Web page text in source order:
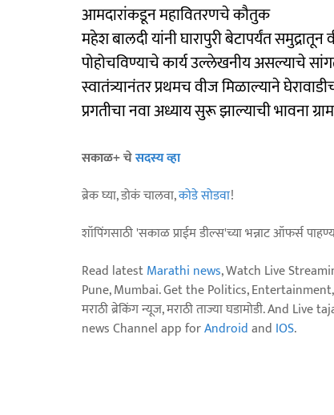
आमदारांकडून महावितरणचे कौतुक
महेश बालदी यांनी घारापुरी बेटापर्यंत
पोहोचविण्याचे कार्य उल्लेखनीय असल्याचे
स्वातंत्र्यानंतर प्रथमच वीज मिळाल्याने
प्रगतीचा नवा अध्याय सुरू झाल्याची भावना
सकाळ+ चेसदस्य व्हा
ब्रेक घ्या, डोकं चालवा,कोडे सोडवा!
शॉपिंगसाठी 'सकाळ प्राईम डील्स'च्या भन्नाट ऑफर्स
Read latestMarathi news, Watch Live
Pune, Mumbai. Get the Politics, Entertainment,
मराठी ब्रेकिंग न्यूज, मराठी ताज्या घडामोडी. And
news Channel app forAndroidand IOS.